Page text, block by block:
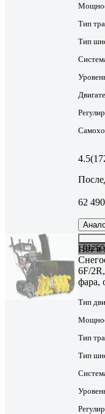
Тип
Тип
4.5
62
Нет в
6F/
фара,
Тип
Тип
Тип